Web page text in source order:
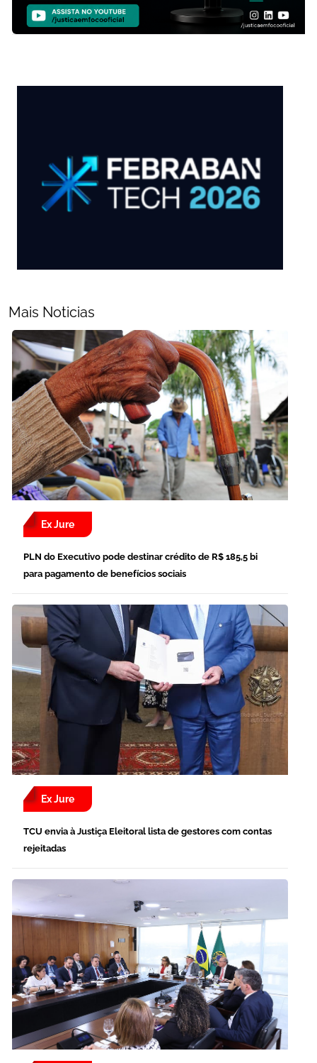
Mais Noticias
Ex Jure
PLN do Executivo pode destinar crédito de R$ 185,5 bi
para pagamento de benefícios sociais
Ex Jure
TCU envia à Justiça Eleitoral lista de gestores com contas
rejeitadas